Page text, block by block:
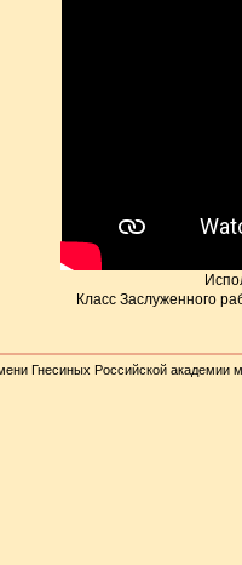
Класс Заслуженного
Гнесиных Российской